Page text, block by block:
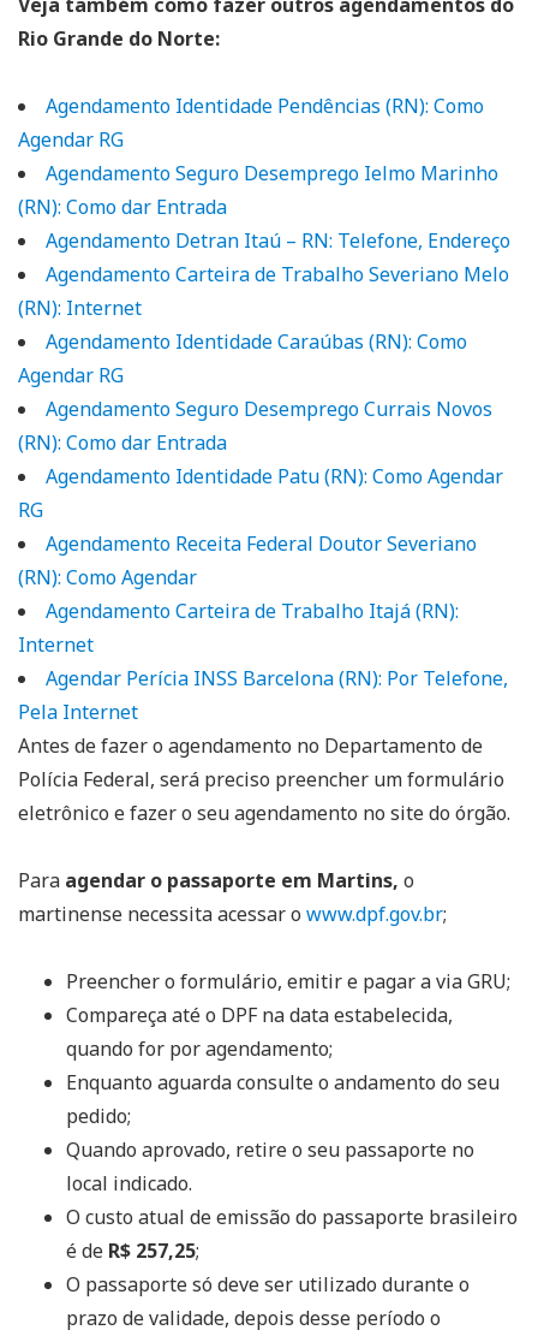
Rio Grande do Norte:
Agendamento Identidade Pendências (RN): Como
Agendar RG
Agendamento Seguro Desemprego Ielmo Marinho
(RN): Como dar Entrada
Agendamento Detran Itaú – RN: Telefone, Endereço
Agendamento Carteira de Trabalho Severiano Melo
(RN): Internet
Agendamento Identidade Caraúbas (RN): Como
Agendar RG
Agendamento Seguro Desemprego Currais Novos
(RN): Como dar Entrada
Agendamento Identidade Patu (RN): Como Agendar
RG
Agendamento Receita Federal Doutor Severiano
(RN): Como Agendar
Agendamento Carteira de Trabalho Itajá (RN):
Internet
Agendar Perícia INSS Barcelona (RN): Por Telefone,
Pela Internet
Antes de fazer o agendamento no Departamento de
Polícia Federal, será preciso preencher um formulário
eletrônico e fazer o seu agendamento no site do órgão.
Para agendar o passaporte em Martins, o
martinense necessita acessar o www.dpf.gov.br;
Preencher o formulário, emitir e pagar a via GRU;
Compareça até o DPF na data estabelecida,
quando for por agendamento;
Enquanto aguarda consulte o andamento do seu
pedido;
Quando aprovado, retire o seu passaporte no
local indicado.
O custo atual de emissão do passaporte brasileiro
é de R$ 257,25;
O passaporte só deve ser utilizado durante o
prazo de validade, depois desse período o